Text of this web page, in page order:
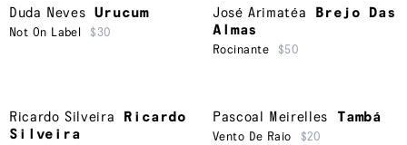
Duda Neves Urucum
Not On Label $30
José Arimatéa
Brejo Das
Almas
Rocinante $50
Ricardo Silveira
Ricardo
Silveira
Pascoal Meirelles Tambá
Vento De Raio $20